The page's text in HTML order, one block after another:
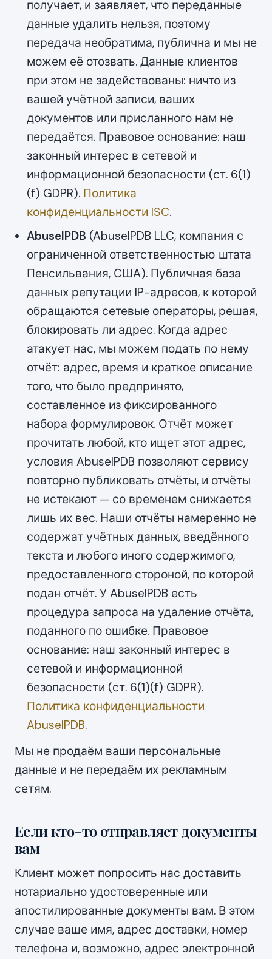
получает, и заявляет, что переданные
данные удалить нельзя, поэтому
передача необратима, публична и мы не
можем её отозвать. Данные клиентов
при этом не задействованы: ничто из
вашей учётной записи, ваших
документов или присланного нам не
передаётся. Правовое основание: наш
законный интерес в сетевой и
информационной безопасности (ст. 6(1)
(f) GDPR). Политика
конфиденциальности ISC.
AbuseIPDB (AbuseIPDB LLC, компания с
ограниченной ответственностью штата
Пенсильвания, США). Публичная база
данных репутации IP-адресов, к которой
обращаются сетевые операторы, решая,
блокировать ли адрес. Когда адрес
атакует нас, мы можем подать по нему
отчёт: адрес, время и краткое описание
того, что было предпринято,
составленное из фиксированного
набора формулировок. Отчёт может
прочитать любой, кто ищет этот адрес,
условия AbuseIPDB позволяют сервису
повторно публиковать отчёты, и отчёты
не истекают — со временем снижается
лишь их вес. Наши отчёты намеренно не
содержат учётных данных, введённого
текста и любого иного содержимого,
предоставленного стороной, по которой
подан отчёт. У AbuseIPDB есть
процедура запроса на удаление отчёта,
поданного по ошибке. Правовое
основание: наш законный интерес в
сетевой и информационной
безопасности (ст. 6(1)(f) GDPR).
Политика конфиденциальности
AbuseIPDB.
Мы не продаём ваши персональные
данные и не передаём их рекламным
сетям.
Если кто-то отправляет документы
вам
Клиент может попросить нас доставить
нотариально удостоверенные или
апостилированные документы вам. В этом
случае ваше имя, адрес доставки, номер
телефона и, возможно, адрес электронной